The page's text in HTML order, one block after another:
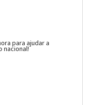
para ajudar a
nacional!